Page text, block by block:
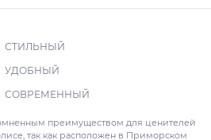
СТИЛЬНЫЙ
УДОБНЫЙ
СОВРЕМЕННЫЙ
преимуществом для ценителей
так как расположен в Приморском